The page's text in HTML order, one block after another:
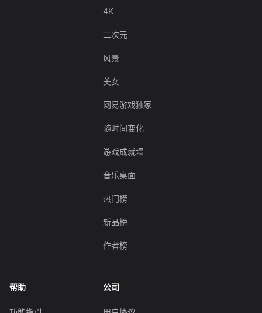
4K
二次元
风景
美女
网易游戏独家
随时间变化
游戏成就墙
音乐桌面
热门榜
新品榜
作者榜
帮助 公司